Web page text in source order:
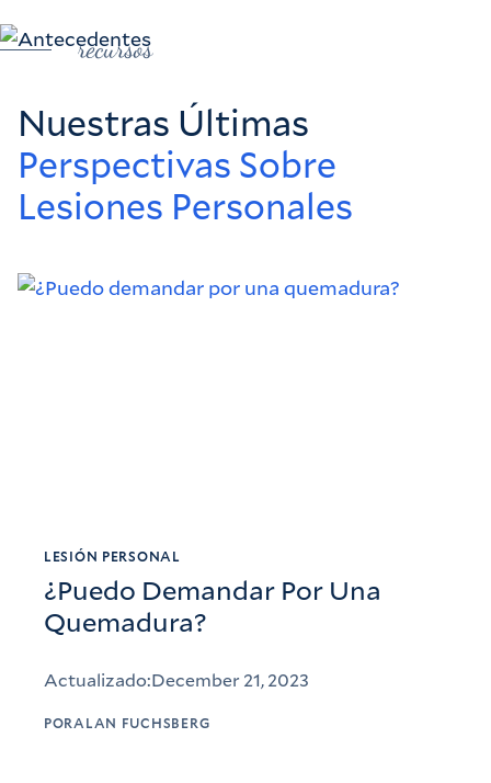
recursos
Nuestras Últimas
Perspectivas Sobre
Lesiones Personales
LESIÓN PERSONAL
¿Puedo Demandar Por Una
Quemadura?
Actualizado:December 21, 2023
PORALAN FUCHSBERG